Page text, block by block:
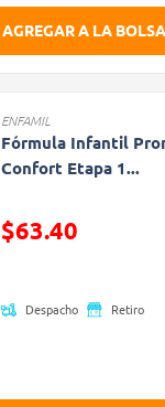
AGREGAR A LA BOLSA
ENFAMIL
Fórmula Infantil
Confort Etapa 1...
Precio reducido de
$63.40
Despacho Retiro